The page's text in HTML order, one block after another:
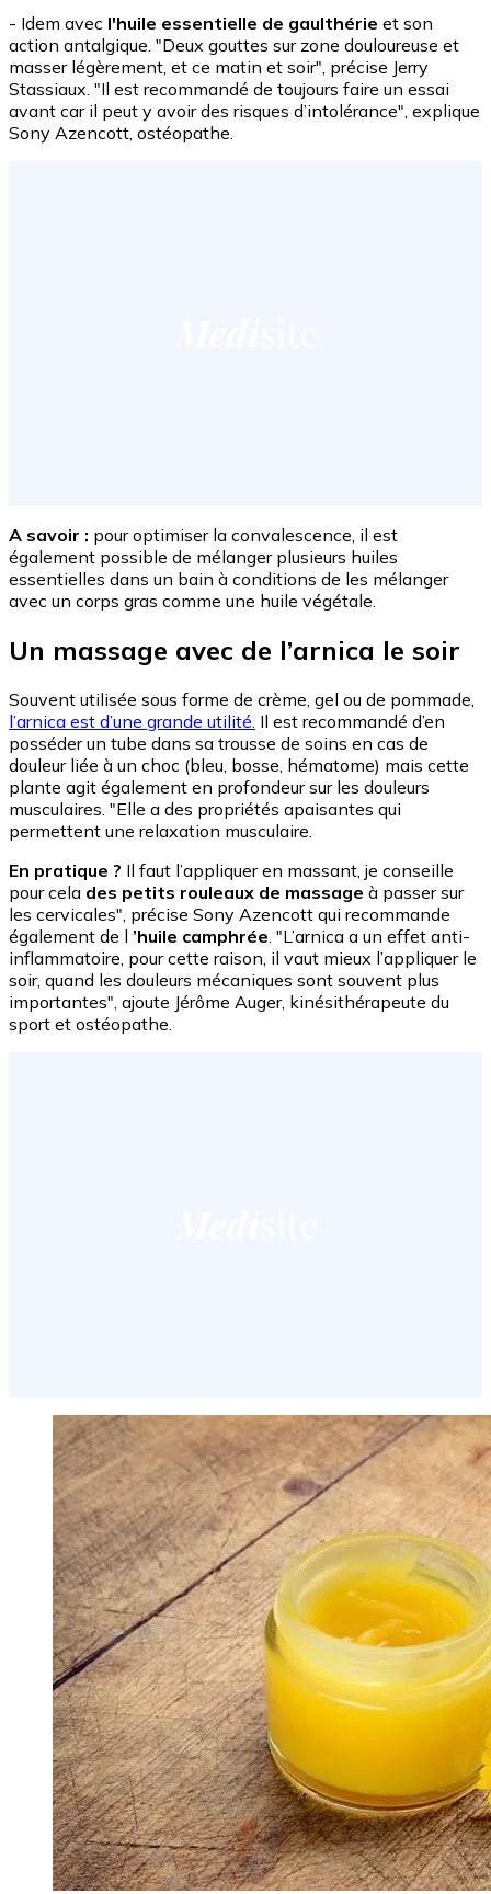
- Idem avec l'huile essentielle de gaulthérie et son
action antalgique. "Deux gouttes sur zone douloureuse et
masser légèrement, et ce matin et soir", précise Jerry
Stassiaux. "Il est recommandé de toujours faire un essai
avant car il peut y avoir des risques d’intolérance", explique
Sony Azencott, ostéopathe.
A savoir : pour optimiser la convalescence, il est
également possible de mélanger plusieurs huiles
essentielles dans un bain à conditions de les mélanger
avec un corps gras comme une huile végétale.
Un massage avec de l’arnica le soir
Souvent utilisée sous forme de crème, gel ou de pommade,
l’arnica est d’une grande utilité. Il est recommandé d’en
posséder un tube dans sa trousse de soins en cas de
douleur liée à un choc (bleu, bosse, hématome) mais cette
plante agit également en profondeur sur les douleurs
musculaires. "Elle a des propriétés apaisantes qui
permettent une relaxation musculaire.
En pratique ? Il faut l’appliquer en massant, je conseille
pour cela des petits rouleaux de massage à passer sur
les cervicales", précise Sony Azencott qui recommande
également de l ’huile camphrée . "L’arnica a un effet anti-
inflammatoire, pour cette raison, il vaut mieux l’appliquer le
soir, quand les douleurs mécaniques sont souvent plus
importantes", ajoute Jérôme Auger, kinésithérapeute du
sport et ostéopathe.